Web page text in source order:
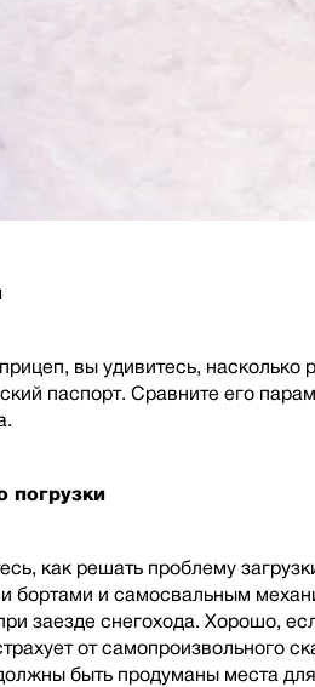
вы удивитесь, насколько
паспорт. Сравните его
погрузки
как решать проблему
бортами и самосвальным
заезде снегохода. Хорошо,
от самопроизвольного
быть продуманы места